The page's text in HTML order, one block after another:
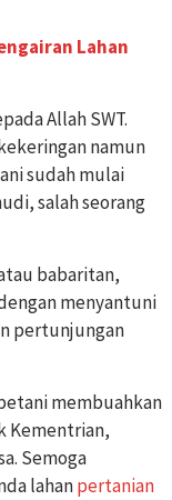
Lahan
Allah SWT.
namun
sudah mulai
salah seorang
babaritan,
menyantuni
pertunjungan
membuahkan
Kementrian,
Semoga
lahanpertanian